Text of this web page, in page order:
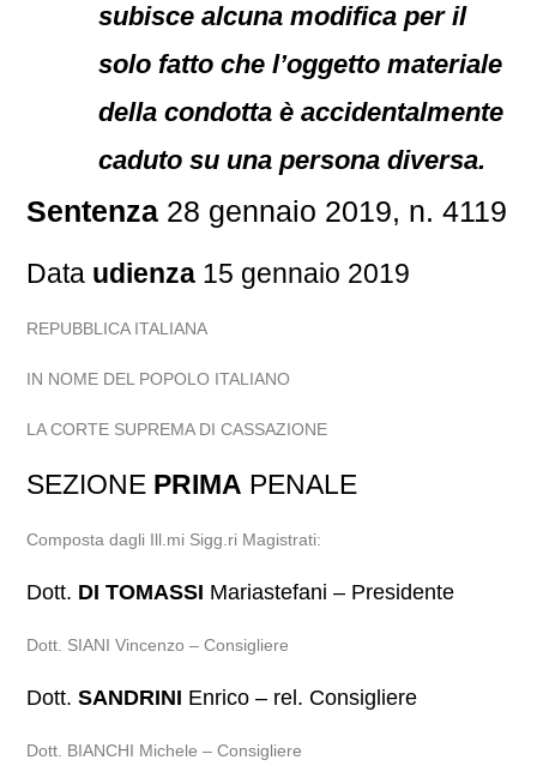
subisce alcuna modifica per il
solo fatto che l’oggetto materiale
della condotta è accidentalmente
caduto su una persona diversa.
Sentenza 28 gennaio 2019, n. 4119
Data udienza 15 gennaio 2019
REPUBBLICA ITALIANA
IN NOME DEL POPOLO ITALIANO
LA CORTE SUPREMA DI CASSAZIONE
SEZIONE PRIMA PENALE
Composta dagli Ill.mi Sigg.ri Magistrati:
Dott. DI TOMASSI Mariastefani – Presidente
Dott. SIANI Vincenzo – Consigliere
Dott.SANDRINI Enrico – rel. Consigliere
Dott. BIANCHI Michele – Consigliere